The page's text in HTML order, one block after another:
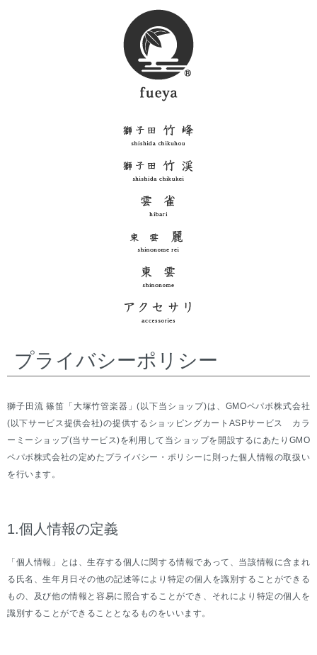
プライバシーポリシー
獅子田流 篠笛「大塚竹管楽器」(以下当ショップ)は、 GMOペパボ株式会社
(以下サービス提供会社)の提供するショッピングカートASPサービス カラ
ーミーショップ(当サービス)を利用して当ショップを開設するにあたりGMO
ペパボ株式会社の定めた プライバシー・ポリシー に則った個人情報の取扱い
を行います。
1.個人情報の定義
「個人情報」とは、生存する個人に関する情報であって、当該情報に含まれ
る氏名、生年月日その他の記述等により特定の個人を識別することができる
もの、及び他の情報と容易に照合することができ、それにより特定の個人を
識別することができることとなるものをいいます。